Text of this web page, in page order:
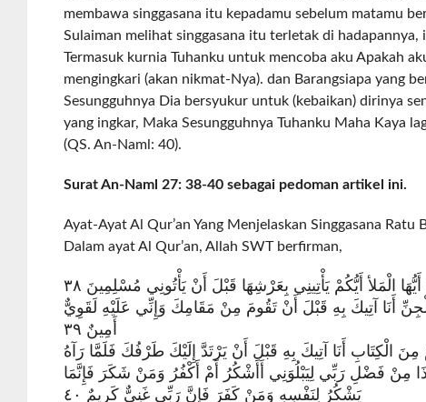
membawa singgasana itu kepadamu sebelum matamu
Sulaiman melihat singgasana itu terletak di hadapannya,
Termasuk kurnia Tuhanku untuk mencoba aku Apakah
mengingkari (akan nikmat-Nya). dan Barangsiapa yang
Sesungguhnya Dia bersyukur untuk (kebaikan) dirinya
yang ingkar, Maka Sesungguhnya Tuhanku Maha Kaya
(QS. An-Naml: 40).
Surat An-Naml 27: 38-40 sebagai pedoman artikel ini.
Ayat-Ayat Al Qur’an Yang Menjelaskan Singgasana Ratu
Dalam ayat Al Qur’an, Allah SWT berfirman,
أَيُّهَا الْمَلأ أَيُّكُمْ يَأْتِينِي بِعَرْشِهَا قَبْلَ أَنْ يَأْتُونِي مُسْلِمِينَ ٣٨
أَنَا آتِيكَ بِهِ قَبْلَ أَنْ تَقُومَ مِنْ مَقَامِكَ وَإِنِّي عَلَيْهِ لَقَوِيٌّ
أَمِينٌ ٣٩
الْكِتَابِ أَنَا آتِيكَ بِهِ قَبْلَ أَنْ يَرْتَدَّ إِلَيْكَ طَرْفُكَ فَلَمَّا رَآهُ
مِنْ فَضْلِ رَبِّي لِيَبْلُوَنِي أَأَشْكُرُ أَمْ أَكْفُرُ وَمَنْ شَكَرَ فَإِنَّمَا
يَشْكُرُ لِنَفْسِهِ وَمَنْ كَفَرَ فَإِنَّ رَبِّي غَنِيٌّ كَرِيمٌ ٤٠